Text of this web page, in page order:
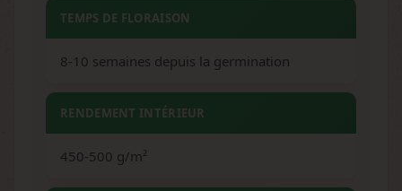
TEMPS DE FLORAISON
8-10 semaines depuis la germination
RENDEMENT INTÉRIEUR
450-500 g/m²